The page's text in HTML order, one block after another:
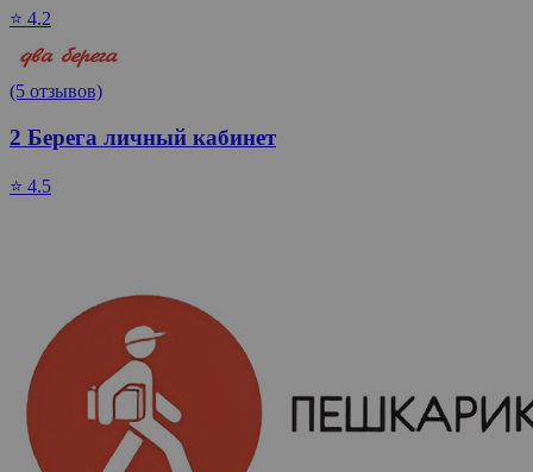
⭐ 4.2
(5 отзывов)
2 Берега личный кабинет
⭐ 4.5